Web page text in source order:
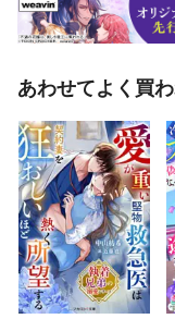
あわせてよく買